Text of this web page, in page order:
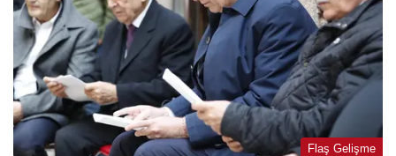
Flaş Gelişme